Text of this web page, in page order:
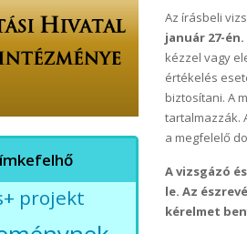
Az írásbeli
január 27-
kézzel vagy
értékelés
biztosítani. A
tartalmazzák.
a megfelelő
A vizsgázó
le. Az
kérelmet
projekt